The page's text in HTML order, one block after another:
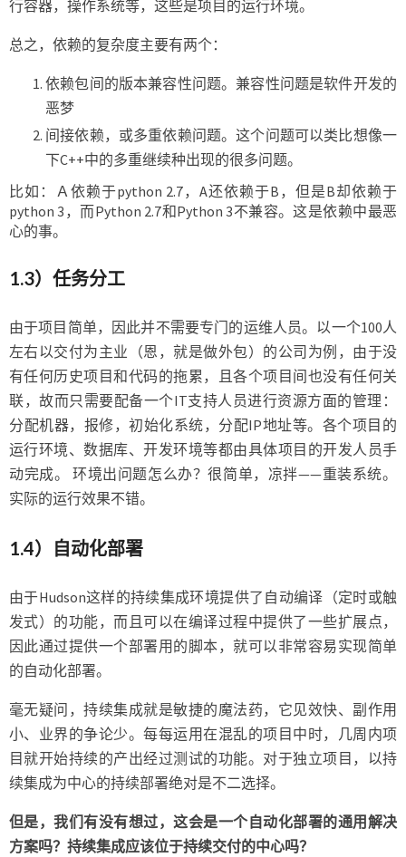
行容器，操作系统等，这些是项目的运行环境。
总之，依赖的复杂度主要有两个：
依赖包间的版本兼容性问题。兼容性问题是软件开发的
恶梦
间接依赖，或多重依赖问题。这个问题可以类比想像一
下C++中的多重继续种出现的很多问题。
比如：Ａ依赖于python 2.7，A还依赖于B，但是B却依赖于
python 3，而Python 2.7和Python 3不兼容。这是依赖中最恶
心的事。
1.3）任务分工
由于项目简单，因此并不需要专门的运维人员。以一个100人
左右以交付为主业（恩，就是做外包）的公司为例，由于没
有任何历史项目和代码的拖累，且各个项目间也没有任何关
联，故而只需要配备一个IT支持人员进行资源方面的管理：
分配机器，报修，初始化系统，分配IP地址等。各个项目的
运行环境、数据库、开发环境等都由具体项目的开发人员手
动完成。 环境出问题怎么办？很简单，凉拌——重装系统。
实际的运行效果不错。
1.4）自动化部署
由于Hudson这样的持续集成环境提供了自动编译（定时或触
发式）的功能，而且可以在编译过程中提供了一些扩展点，
因此通过提供一个部署用的脚本，就可以非常容易实现简单
的自动化部署。
毫无疑问，持续集成就是敏捷的魔法药，它见效快、副作用
小、业界的争论少。每每运用在混乱的项目中时，几周内项
目就开始持续的产出经过测试的功能。对于独立项目，以持
续集成为中心的持续部署绝对是不二选择。
但是，我们有没有想过，这会是一个自动化部署的通用解决
方案吗？持续集成应该位于持续交付的中心吗？